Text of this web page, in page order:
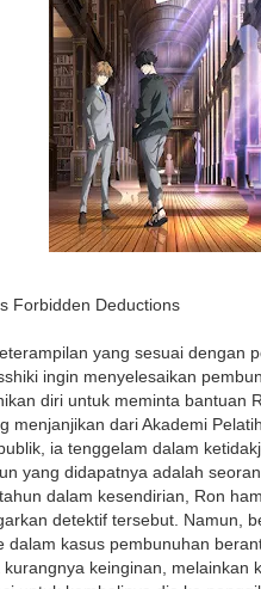
Forbidden Deductions
yang sesuai dengan
ingin menyelesaikan
diri untuk meminta bantuan
menjanjikan dari Akademi
ia tenggelam dalam
yang didapatnya adalah
dalam kesendirian, Ron
detektif tersebut. Namun,
kasus pembunuhan
keinginan,